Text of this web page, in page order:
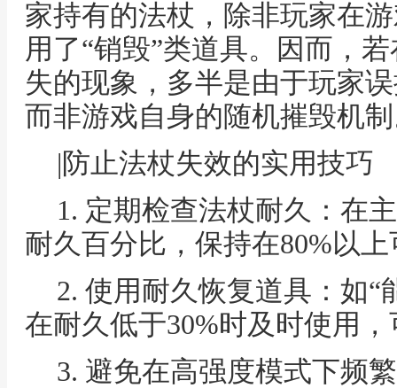
家持有的法杖，除非玩家在
用了“销毁”类道具。因而，
失的现象，多半是由于玩家
而非游戏自身的随机摧毁机
|防止法杖失效的实用技巧
1. 定期检查法杖耐久：在
耐久百分比，保持在80%以
2. 使用耐久恢复道具：如“
在耐久低于30%时及时使用
3. 避免在高强度模式下频